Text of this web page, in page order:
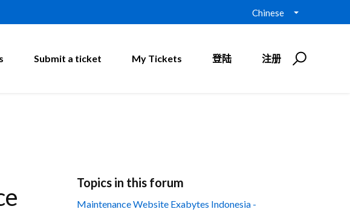
Chinese
Submit a ticket My Tickets 登陆 注册
Topics in this forum
Maintenance Website Exabytes Indonesia -